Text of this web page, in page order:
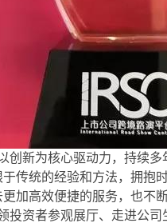
新为核心驱动力，持续
传统的经验和方法，拥抱
加高效便捷的服务，也不
投资者参观展厅、走进公